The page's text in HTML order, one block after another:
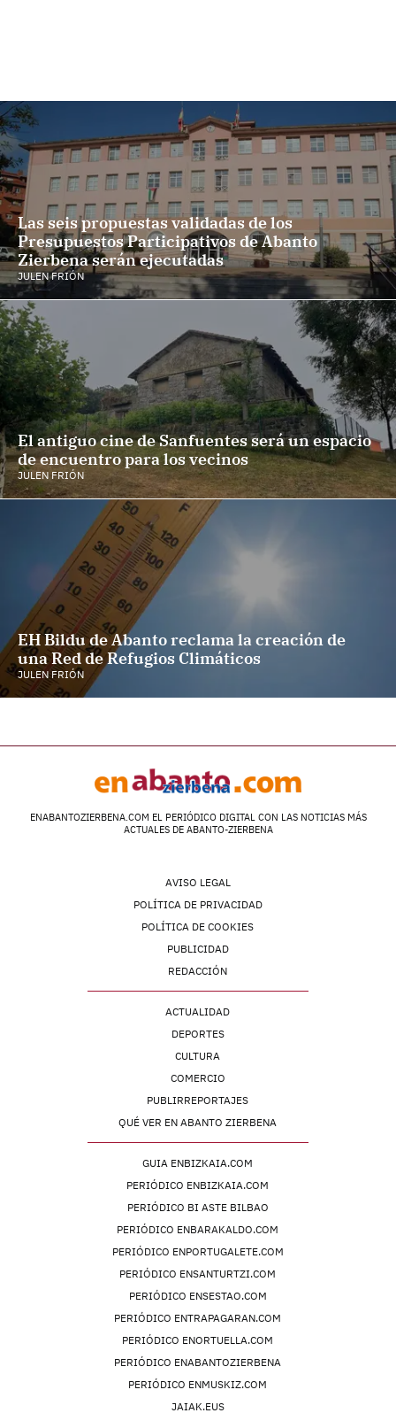
Las seis propuestas validadas de los
Presupuestos Participativos de Abanto
Zierbena serán ejecutadas
JULEN FRIÓN
El antiguo cine de Sanfuentes será un espacio
de encuentro para los vecinos
JULEN FRIÓN
EH Bildu de Abanto reclama la creación de
una Red de Refugios Climáticos
JULEN FRIÓN
ENABANTOZIERBENA.COM EL PERIÓDICO DIGITAL CON LAS NOTICIAS MÁS
ACTUALES DE ABANTO-ZIERBENA
AVISO LEGAL
POLÍTICA DE PRIVACIDAD
POLÍTICA DE COOKIES
PUBLICIDAD
REDACCIÓN
ACTUALIDAD
DEPORTES
CULTURA
COMERCIO
PUBLIRREPORTAJES
QUÉ VER EN ABANTO ZIERBENA
GUIA ENBIZKAIA.COM
PERIÓDICO ENBIZKAIA.COM
PERIÓDICO BI ASTE BILBAO
PERIÓDICO ENBARAKALDO.COM
PERIÓDICO ENPORTUGALETE.COM
PERIÓDICO ENSANTURTZI.COM
PERIÓDICO ENSESTAO.COM
PERIÓDICO ENTRAPAGARAN.COM
PERIÓDICO ENORTUELLA.COM
PERIÓDICO ENABANTOZIERBENA
PERIÓDICO ENMUSKIZ.COM
JAIAK.EUS